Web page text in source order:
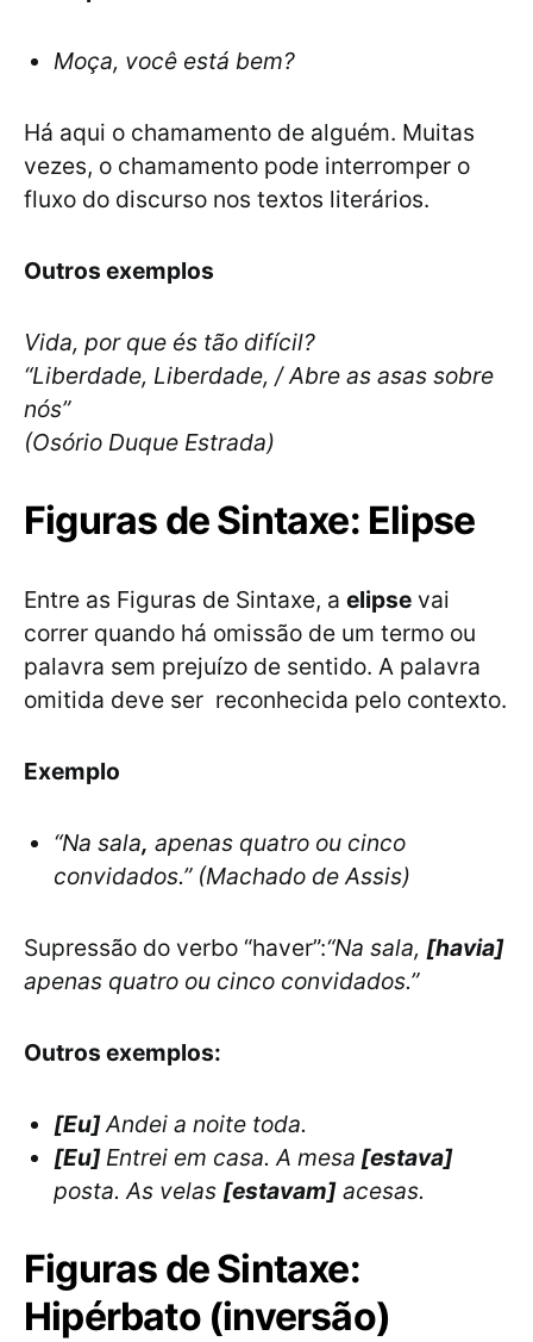
Moça, você está bem?
Há aqui o chamamento de alguém. Muitas
vezes, o chamamento pode interromper o
fluxo do discurso nos textos literários.
Outros exemplos
Vida, por que és tão difícil?
“Liberdade, Liberdade, / Abre as asas sobre
nós”
(Osório Duque Estrada)
Figuras de Sintaxe: Elipse
Entre as Figuras de Sintaxe, a elipse vai
correr quando há omissão de um termo ou
palavra sem prejuízo de sentido. A palavra
omitida deve ser reconhecida pelo contexto.
Exemplo
“Na sala, apenas quatro ou cinco
convidados.” (Machado de Assis)
Supressão do verbo “haver”:“Na sala, [havia]
apenas quatro ou cinco convidados.”
Outros exemplos:
[Eu]Andei a noite toda.
[Eu]Entrei em casa. A mesa [estava]
posta. As velas [estavam] acesas.
Figuras de Sintaxe:
Hipérbato (inversão)